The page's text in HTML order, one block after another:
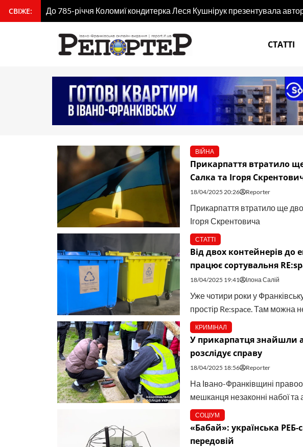
вмісту
СВІЖЕ: До 785-річчя Коломиї кондитерка Леся Кушнірук презентувала
СТАТТІ
ВІЙНА
Прикарпаття втратило
Салка та Ігоря
18/04/2025 20:26 Reporter
Прикарпаття втратило ще
Ігоря Скрентовича
СТАТТІ
Від двох контейнерів до
працює сортувальня
18/04/2025 19:41 Ілона Салій
Уже чотири роки у
простір Re:space. Там можна
КРИМІНАЛ
У прикарпатця знайшли
розслідує справу
18/04/2025 18:56 Reporter
На Івано-Франківщині
мешканця незаконні набої та
СОЦІУМ
«Бабай»: українська
передовій